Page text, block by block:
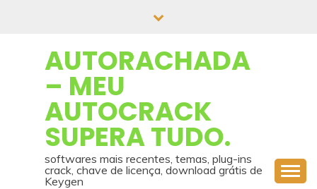
AUTORACHADA
– MEU
AUTOCRACK
SUPERA TUDO.
softwares mais recentes, temas, plug-ins
crack, chave de licença, download grátis de
Keygen